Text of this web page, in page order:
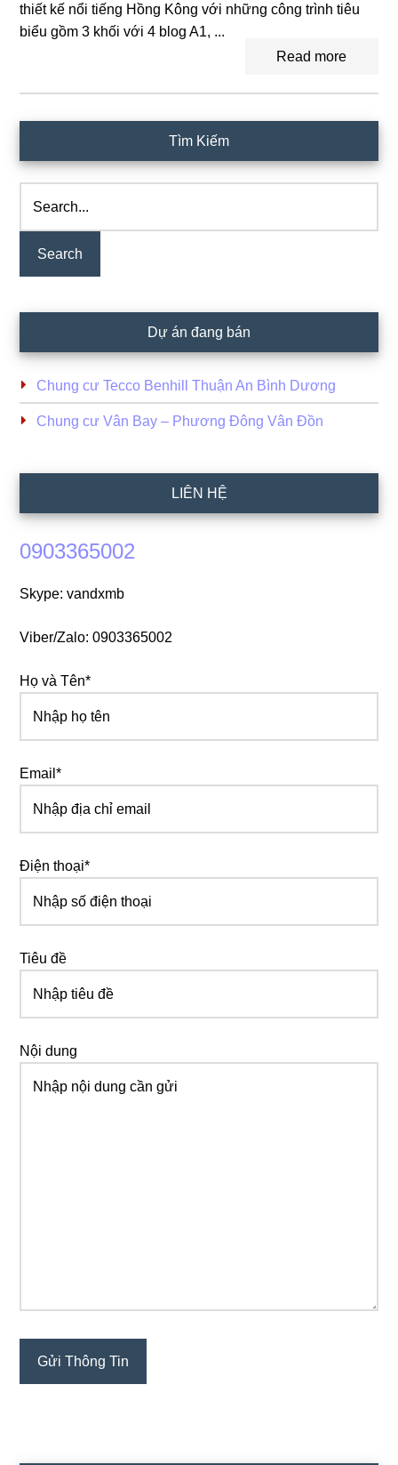
thiết kế nổi tiếng Hồng Kông với những công trình tiêu
biểu gồm 3 khối với 4 blog A1, ...
Read more
Sidebar
Tìm Kiếm
Dự án đang bán
Chung cư Tecco Benhill Thuận An Bình Dương
Chung cư Vân Bay – Phương Đông Vân Đồn
LIÊN HỆ
0903365002
Skype: vandxmb
Viber/Zalo: 0903365002
Họ và Tên*
Email*
Điện thoại*
Tiêu đề
Nội dung